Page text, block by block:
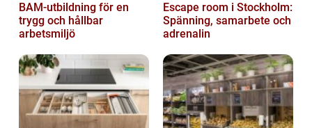
BAM-utbildning för en
trygg och hållbar
arbetsmiljö
Escape room i Stockholm:
Spänning, samarbete och
adrenalin